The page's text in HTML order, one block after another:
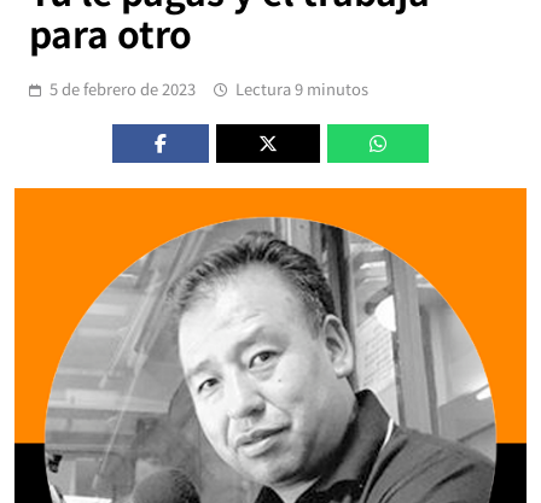
para otro
5 de febrero de 2023 Lectura 9 minutos